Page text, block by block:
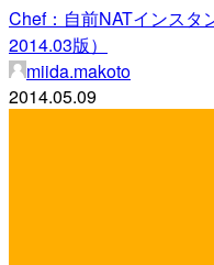
Chef：自前NATインスタ
2014.03版）
miida.makoto
2014.05.09